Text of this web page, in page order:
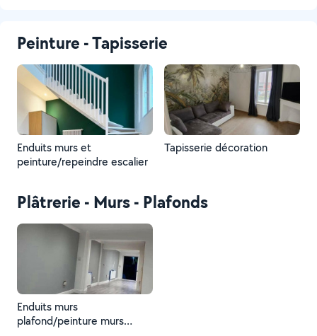
Peinture - Tapisserie
Enduits murs et
peinture/repeindre escalier
Tapisserie décoration
Plâtrerie - Murs - Plafonds
Enduits murs
plafond/peinture murs